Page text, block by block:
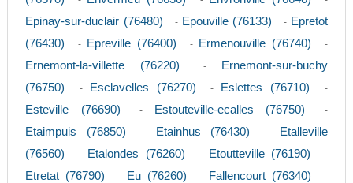
Epinay-sur-duclair (76480) - Epouville (76133) - Epretot
(76430)
- Epreville (76400) - Ermenouville (76740) -
Ernemont-la-villette (76220) -
Ernemont-sur-buchy
(76750)
- Esclavelles (76270) - Eslettes (76710) -
Esteville (76690) - Estouteville-ecalles (76750) -
Etaimpuis (76850) - Etainhus (76430) -
Etalleville
(76560)
- Etalondes (76260) - Etoutteville (76190) -
Etretat (76790) - Eu (76260) - Fallencourt (76340) -